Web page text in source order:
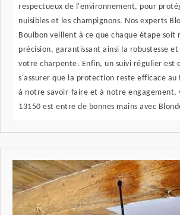
respectueux de l'environnement, pour
nuisibles et les champignons. Nos experts
Boulbon veillent à ce que chaque étape soit
précision, garantissant ainsi la robustesse
votre charpente. Enfin, un suivi régulier est
s'assurer que la protection reste efficace au
à notre savoir-faire et à notre engagement,
13150 est entre de bonnes mains avec